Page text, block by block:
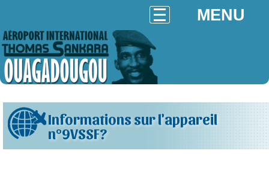
MENU
Informations sur l'appareil
n°9VSSF?